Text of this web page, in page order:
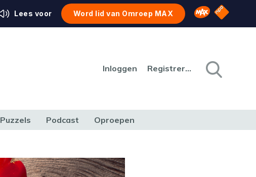
Lees voor Word lid van Omroep MAX Omroep MAX
NPO
Inloggen Registreren
Puzzels Podcast Oproepen